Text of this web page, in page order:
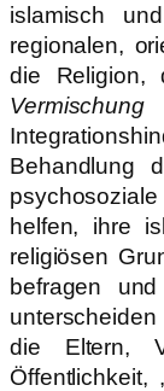
islamisch
regionalen,
die Religion,
Behandlung
helfen, ihre
religiösen
befragen
die Eltern,